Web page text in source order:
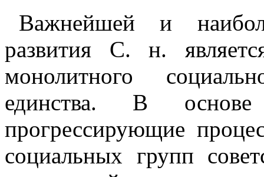
Важнейшей и
развития С. н.
монолитного
единства. В
прогрессирующие
социальных групп